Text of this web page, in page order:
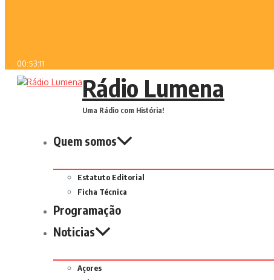
00:53:11
Rádio Lumena
Uma Rádio com História!
Quem somos
Estatuto Editorial
Ficha Técnica
Programação
Noticias
Açores